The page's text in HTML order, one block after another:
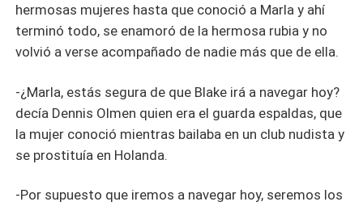
hermosas mujeres hasta que conoció a Marla y ahí
terminó todo, se enamoró de la hermosa rubia y no
volvió a verse acompañado de nadie más que de ella.
-¿Marla, estás segura de que Blake irá a navegar hoy?
decía Dennis Olmen quien era el guarda espaldas, que
la mujer conoció mientras bailaba en un club nudista y
se prostituía en Holanda.
-Por supuesto que iremos a navegar hoy, seremos los